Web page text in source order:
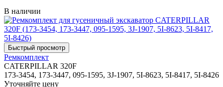
В наличии
Ремкомплект
CATERPILLAR 320F
173-3454, 173-3447, 095-1595, 3J-1907, 5I-8623, 5I-8417, 5I-8426
Уточняйте цену